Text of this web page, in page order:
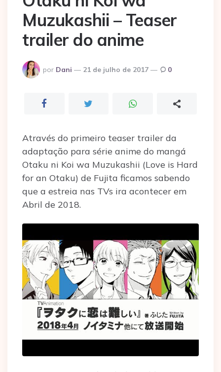
Muzukashii – Teaser
trailer do anime
Postado
por
por Dani 21 de julho de 2017 0
Através do primeiro teaser trailer da
adaptação para série anime do mangá
Otaku ni Koi wa Muzukashii (Love is Hard
for an Otaku) de Fujita ficamos sabendo
que a estreia nas TVs ira acontecer em
Abril de 2018.